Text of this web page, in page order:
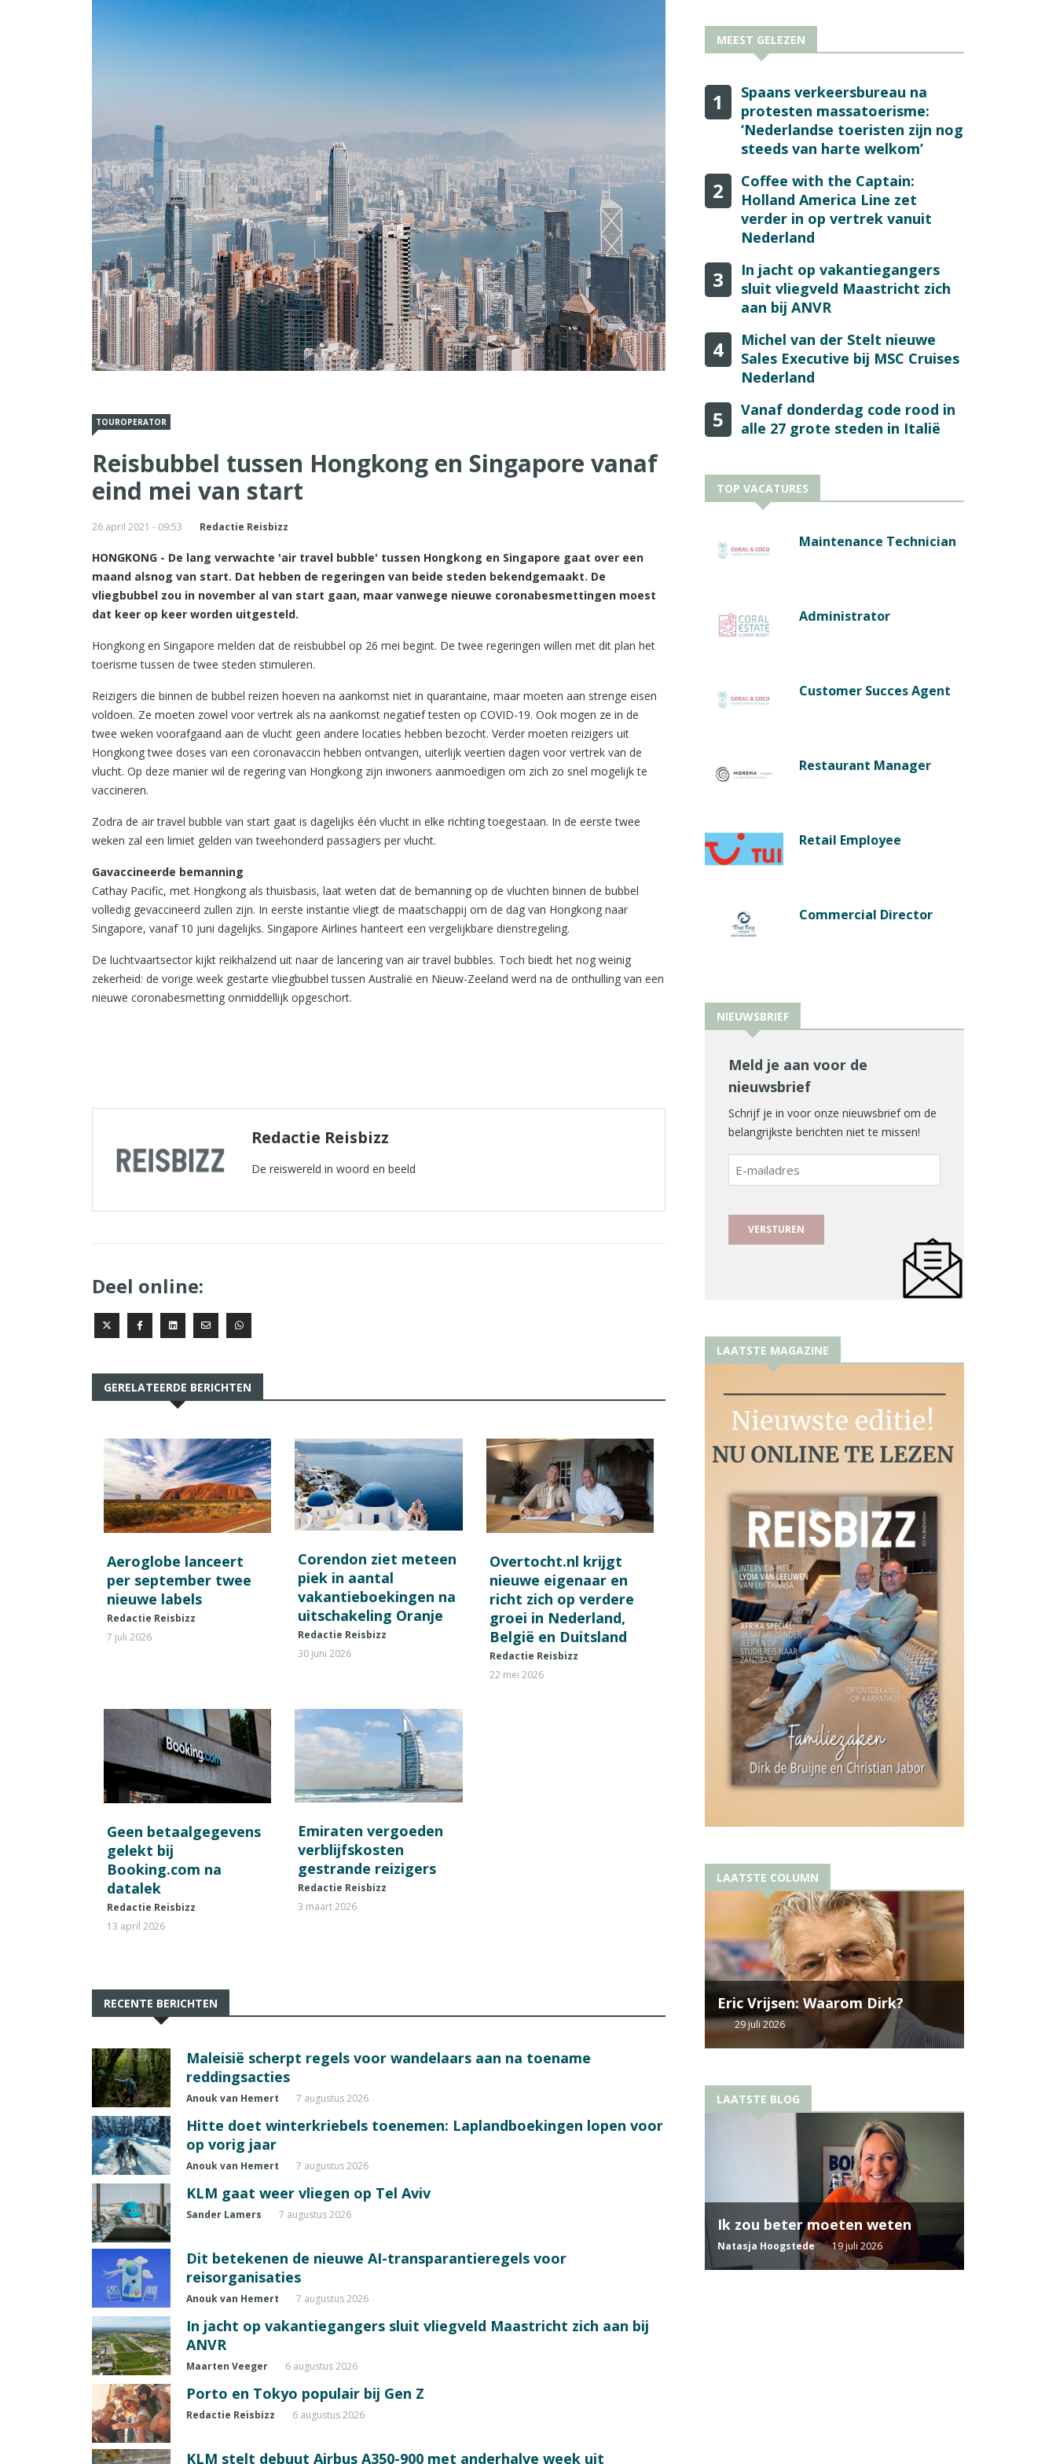
TOUROPERATOR
Reisbubbel tussen Hongkong en Singapore vanaf
eind mei van start
26 april 2021 - 09:53 Redactie Reisbizz
HONGKONG - De lang verwachte 'air travel bubble' tussen Hongkong en Singapore gaat over een
maand alsnog van start. Dat hebben de regeringen van beide steden bekendgemaakt. De
vliegbubbel zou in november al van start gaan, maar vanwege nieuwe coronabesmettingen moest
dat keer op keer worden uitgesteld.
Hongkong en Singapore melden dat de reisbubbel op 26 mei begint. De twee regeringen willen met dit plan het
toerisme tussen de twee steden stimuleren.
Reizigers die binnen de bubbel reizen hoeven na aankomst niet in quarantaine, maar moeten aan strenge eisen
voldoen. Ze moeten zowel voor vertrek als na aankomst negatief testen op COVID-19. Ook mogen ze in de
twee weken voorafgaand aan de vlucht geen andere locaties hebben bezocht. Verder moeten reizigers uit
Hongkong twee doses van een coronavaccin hebben ontvangen, uiterlijk veertien dagen voor vertrek van de
vlucht. Op deze manier wil de regering van Hongkong zijn inwoners aanmoedigen om zich zo snel mogelijk te
vaccineren.
Zodra de air travel bubble van start gaat is dagelijks één vlucht in elke richting toegestaan. In de eerste twee
weken zal een limiet gelden van tweehonderd passagiers per vlucht.
Gavaccineerde bemanning
Cathay Pacific, met Hongkong als thuisbasis, laat weten dat de bemanning op de vluchten binnen de bubbel
volledig gevaccineerd zullen zijn. In eerste instantie vliegt de maatschappij om de dag van Hongkong naar
Singapore, vanaf 10 juni dagelijks. Singapore Airlines hanteert een vergelijkbare dienstregeling.
De luchtvaartsector kijkt reikhalzend uit naar de lancering van air travel bubbles. Toch biedt het nog weinig
zekerheid: de vorige week gestarte vliegbubbel tussen Australië en Nieuw-Zeeland werd na de onthulling van een
nieuwe coronabesmetting onmiddellijk opgeschort.
Redactie Reisbizz
De reiswereld in woord en beeld
Deel online:
GERELATEERDE BERICHTEN
Aeroglobe lanceert
per september twee
nieuwe labels
Redactie Reisbizz
7 juli 2026
Corendon ziet meteen
piek in aantal
vakantieboekingen na
uitschakeling Oranje
Redactie Reisbizz
30 juni 2026
Overtocht.nl krijgt
nieuwe eigenaar en
richt zich op verdere
groei in Nederland,
België en Duitsland
Redactie Reisbizz
22 mei 2026
Geen betaalgegevens
gelekt bij
Booking.com na
datalek
Redactie Reisbizz
13 april 2026
Emiraten vergoeden
verblijfskosten
gestrande reizigers
Redactie Reisbizz
3 maart 2026
RECENTE BERICHTEN
Maleisië scherpt regels voor wandelaars aan na toename
reddingsacties
Anouk van Hemert 7 augustus 2026
Hitte doet winterkriebels toenemen: Laplandboekingen lopen voor
op vorig jaar
Anouk van Hemert 7 augustus 2026
KLM gaat weer vliegen op Tel Aviv
Sander Lamers 7 augustus 2026
Dit betekenen de nieuwe AI-transparantieregels voor
reisorganisaties
Anouk van Hemert 7 augustus 2026
In jacht op vakantiegangers sluit vliegveld Maastricht zich aan bij
ANVR
Maarten Veeger 6 augustus 2026
Porto en Tokyo populair bij Gen Z
Redactie Reisbizz 6 augustus 2026
KLM stelt debuut Airbus A350-900 met anderhalve week uit
MEEST GELEZEN
1
Spaans verkeersbureau na
protesten massatoerisme:
‘Nederlandse toeristen zijn nog
steeds van harte welkom’
2
Coffee with the Captain:
Holland America Line zet
verder in op vertrek vanuit
Nederland
3
In jacht op vakantiegangers
sluit vliegveld Maastricht zich
aan bij ANVR
4
Michel van der Stelt nieuwe
Sales Executive bij MSC Cruises
Nederland
5
Vanaf donderdag code rood in
alle 27 grote steden in Italië
TOP VACATURES
Maintenance Technician
Administrator
Customer Succes Agent
Restaurant Manager
Retail Employee
Commercial Director
NIEUWSBRIEF
Meld je aan voor de
nieuwsbrief
Schrijf je in voor onze nieuwsbrief om de
belangrijkste berichten niet te missen!
E-
mailadres
LAATSTE MAGAZINE
LAATSTE COLUMN
Eric Vrijsen: Waarom Dirk?
29 juli 2026
LAATSTE BLOG
Ik zou beter moeten weten
Natasja Hoogstede 19 juli 2026